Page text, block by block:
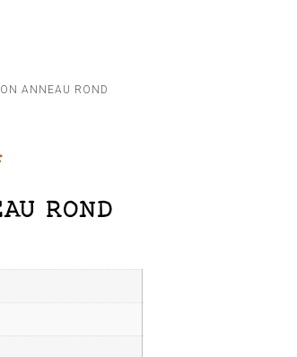
ANNEAU ROND
ROND